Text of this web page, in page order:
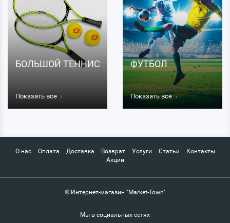
БОЛЬШОЙ ТЕННИС
Показать все
ФУТБОЛ
Показать все
О нас Оплата Доставка Возврат Услуги Статьи
Контакты
Акции
© Интернет-магазин "Market-Town"
Мы в социальных сетях